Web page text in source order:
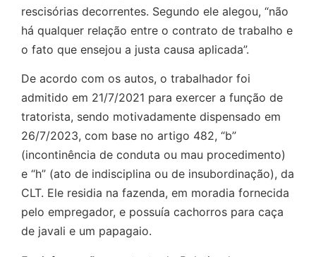
rescisórias decorrentes. Segundo ele alegou, “não
há qualquer relação entre o contrato de trabalho e
o fato que ensejou a justa causa aplicada”.
De acordo com os autos, o trabalhador foi
admitido em 21/7/2021 para exercer a função de
tratorista, sendo motivadamente dispensado em
26/7/2023, com base no artigo 482, “b”
(incontinência de conduta ou mau procedimento)
e “h” (ato de indisciplina ou de insubordinação), da
CLT. Ele residia na fazenda, em moradia fornecida
pelo empregador, e possuía cachorros para caça
de javali e um papagaio.